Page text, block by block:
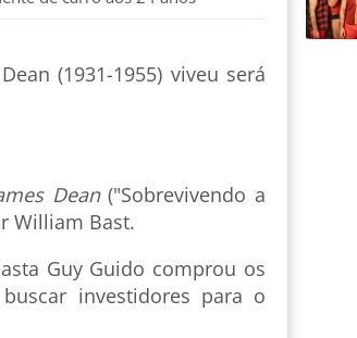
(1931-1955) viveu será
Dean("Sobrevivendo a
William Bast.
Guy Guido comprou os
investidores para o